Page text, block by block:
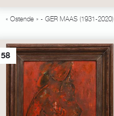
« Ostende » - GER MAAS (1931-2020)
58